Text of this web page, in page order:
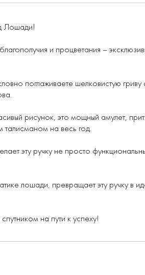
Лошади!
и процветания –
поглаживаете шелковистую
рисунок, это мощный амулет,
талисманом на весь год.
эту ручку не просто
лошади, превращает эту ручку в
на пути к успеху!